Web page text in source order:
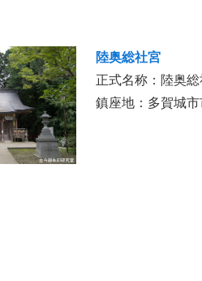
陸奥総社宮
正式名称：陸奥総
鎮座地：多賀城市